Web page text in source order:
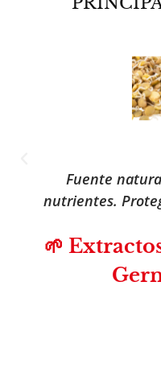
Fuente
nutrientes.
🌱